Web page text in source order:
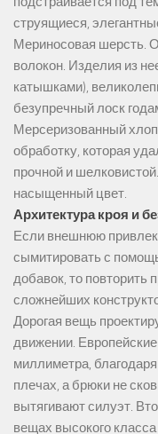
струящиеся,
Мериносовая шерсть.
волокон. Изделия из
катышками),
безупречный лоск
Мерсеризованный
обработку, которая
прочной и
насыщенный цвет.
Архитектура кроя и
Если внешнюю
сымитировать с
добавок, то повторить
сложнейших
Дорогая вещь
движении.
миллиметра,
плечах, а брюки не
вытягивают силуэт.
вещах высокого